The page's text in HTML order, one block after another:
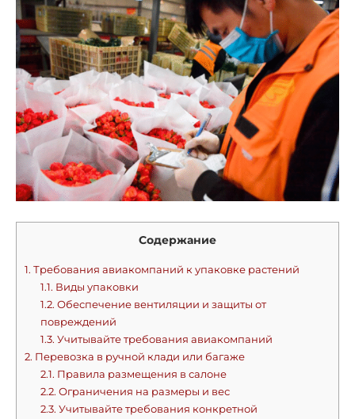
Содержание
1. Требования авиакомпаний к упаковке растений
1.1. Виды упаковки
1.2. Обеспечение вентиляции и защиты от
повреждений
1.3. Учитывайте требования авиакомпаний
2. Перевозка в ручной клади или багаже
2.1. Правила размещения в салоне
2.2. Ограничения на размеры и вес
2.3. Учитывайте требования конкретной